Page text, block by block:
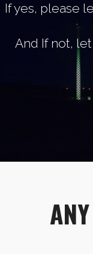
If yes, please
And If not,